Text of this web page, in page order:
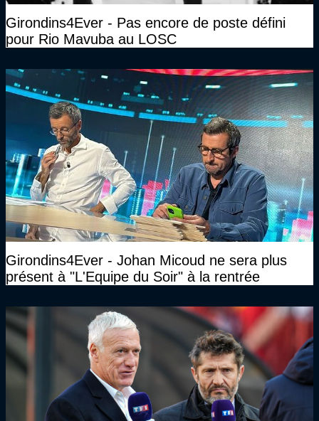
Girondins4Ever - Pas encore de poste défini
pour Rio Mavuba au LOSC
Girondins4Ever - Johan Micoud ne sera plus
présent à "L'Equipe du Soir" à la rentrée